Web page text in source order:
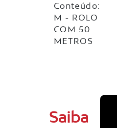
Conteúdo:
M - ROLO
COM 50
METROS
Saiba